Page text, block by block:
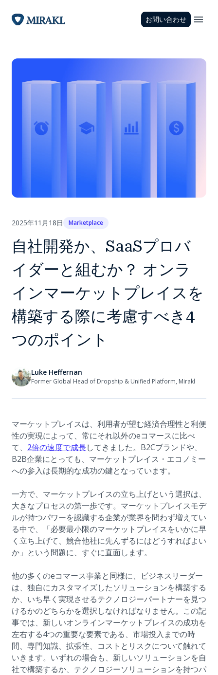
お問い合わせ
2025年11月18日 Marketplace
自社開発か、SaaSプロバ
イダーと組むか？ オンラ
インマーケットプレイスを
構築する際に考慮すべき4
つのポイント
Luke Heffernan
Former Global Head of Dropship & Unified Platform, Mirakl
マーケットプレイスは、利用者が望む経済合理性と利便
性の実現によって、常にそれ以外のeコマースに比べ
て、 2倍の速度で成長(opens in a new tab)
してきました。B2Cブランドや、
B2B企業にとっても、マーケットプレイス・エコノミー
への参入は長期的な成功の鍵となっています。
一方で、マーケットプレイスの立ち上げという選択は、
大きなプロセスの第一歩です。マーケットプレイスモデ
ルが持つパワーを認識する企業が業界を問わず増えてい
る中で、「必要最小限のマーケットプレイスをいかに早
く立ち上げて、競合他社に先んずるにはどうすればよい
か」という問題に、すぐに直面します。
他の多くのeコマース事業と同様に、ビジネスリーダー
は、独自にカスタマイズしたソリューションを構築する
か、いち早く実現させるテクノロジーパートナーを見つ
けるかのどちらかを選択しなければなりません。この記
事では、新しいオンラインマーケットプレイスの成功を
左右する4つの重要な要素である、市場投入までの時
間、専門知識、拡張性、コストとリスクについて触れて
いきます。いずれの場合も、新しいソリューションを自
社で構築するか、テクノロジーソリューションを持つパ